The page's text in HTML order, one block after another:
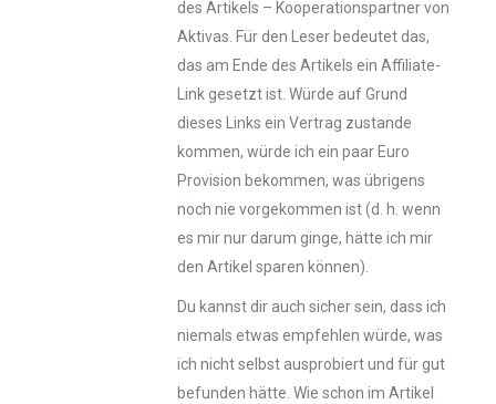
des Artikels – Kooperationspartner von
Aktivas. Für den Leser bedeutet das,
das am Ende des Artikels ein Affiliate-
Link gesetzt ist. Würde auf Grund
dieses Links ein Vertrag zustande
kommen, würde ich ein paar Euro
Provision bekommen, was übrigens
noch nie vorgekommen ist (d. h. wenn
es mir nur darum ginge, hätte ich mir
den Artikel sparen können).
Du kannst dir auch sicher sein, dass ich
niemals etwas empfehlen würde, was
ich nicht selbst ausprobiert und für gut
befunden hätte. Wie schon im Artikel